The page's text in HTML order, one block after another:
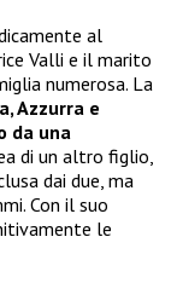
al
Valli e il marito
numerosa. La
Azzurra e
da una
di un altro figlio,
dai due, ma
Con il suo
le